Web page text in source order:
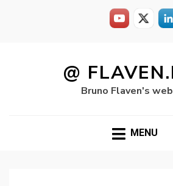
@
Bruno Flaven's
MENU